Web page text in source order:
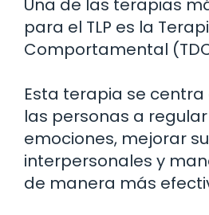
Una de las terapias
para el TLP es la
Comportamental
Esta terapia se
las personas a
emociones, mejorar
interpersonales y
de manera más